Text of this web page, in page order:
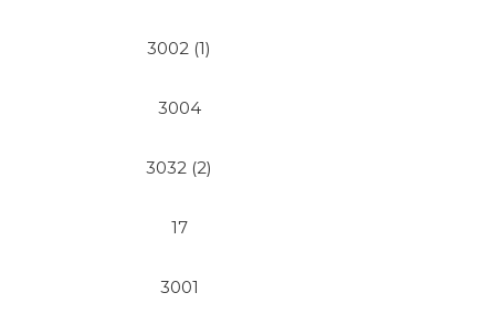
3002 (1)
3004
3032 (2)
17
3001